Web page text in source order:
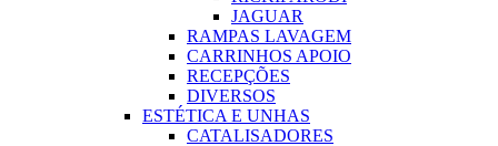
JAGUAR
RAMPAS LAVAGEM
CARRINHOS APOIO
RECEPÇÕES
DIVERSOS
ESTÉTICA E UNHAS
CATALISADORES